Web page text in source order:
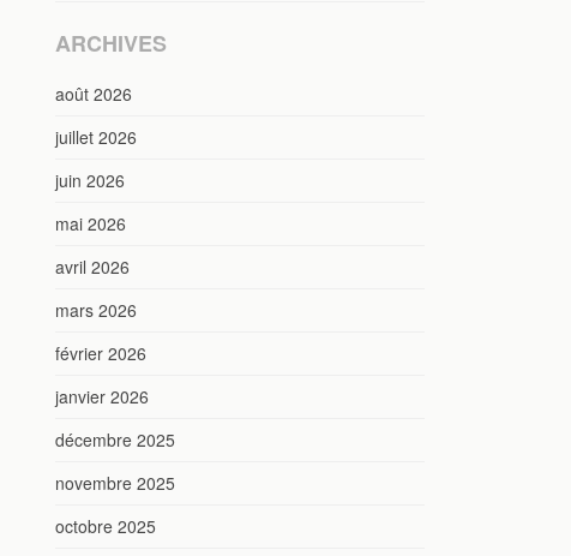
ARCHIVES
août 2026
juillet 2026
juin 2026
mai 2026
avril 2026
mars 2026
février 2026
janvier 2026
décembre 2025
novembre 2025
octobre 2025